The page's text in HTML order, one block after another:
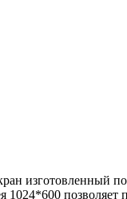
изготовленный
1024*600 позволяет